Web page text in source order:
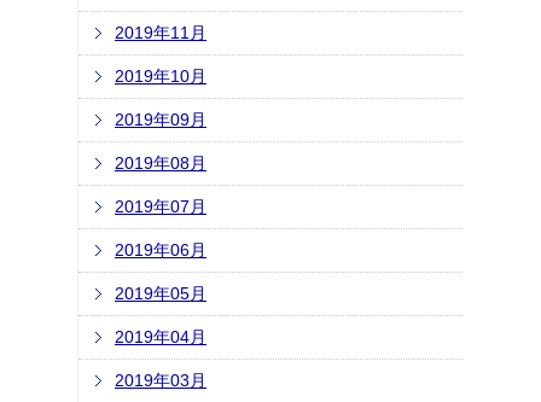
2019年11月
2019年10月
2019年09月
2019年08月
2019年07月
2019年06月
2019年05月
2019年04月
2019年03月